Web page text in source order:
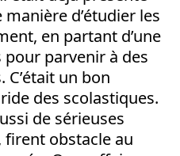
manière d’étudier les
en partant d’une
parvenir à des
un bon
des scolastiques.
de sérieuses
obstacle au